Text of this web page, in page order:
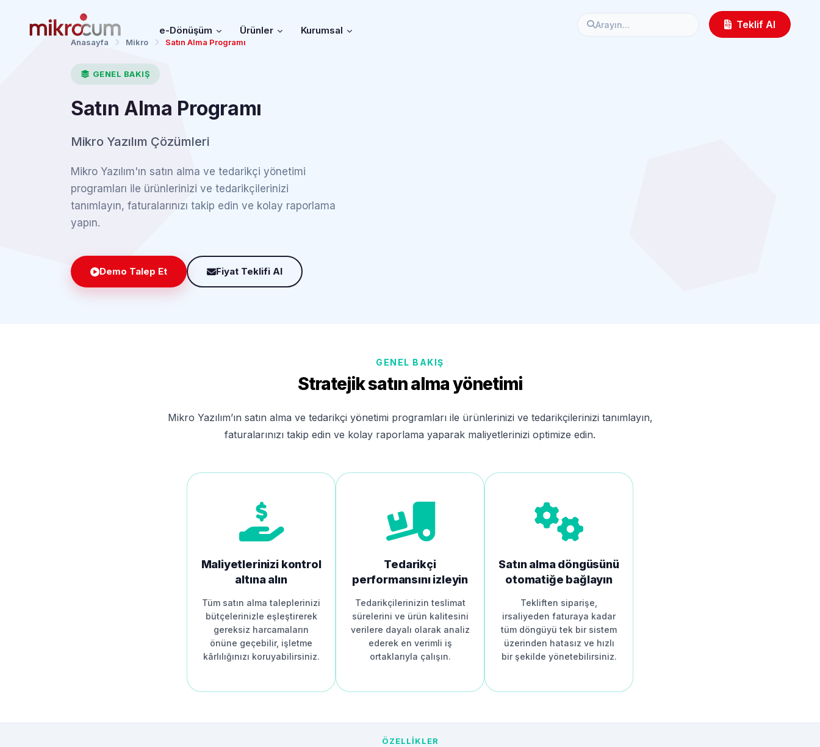
Arayın... Teklif Al
e-Dönüşüm Ürünler Kurumsal
Anasayfa Mikro Satın Alma Programı
GENEL BAKIŞ
Satın Alma Programı
Mikro Yazılım Çözümleri
Mikro Yazılım'ın satın alma ve tedarikçi yönetimi
programları ile ürünlerinizi ve tedarikçilerinizi
tanımlayın, faturalarınızı takip edin ve kolay raporlama
yapın.
Demo Talep Et Fiyat Teklifi Al
GENEL BAKIŞ
Stratejik satın alma yönetimi
Mikro Yazılım’ın satın alma ve tedarikçi yönetimi programları ile ürünlerinizi ve tedarikçilerinizi tanımlayın,
faturalarınızı takip edin ve kolay raporlama yaparak maliyetlerinizi optimize edin.
Maliyetlerinizi kontrol
altına alın
Tüm satın alma taleplerinizi
bütçelerinizle eşleştirerek
gereksiz harcamaların
önüne geçebilir, işletme
kârlılığınızı koruyabilirsiniz.
Tedarikçi
performansını izleyin
Tedarikçilerinizin teslimat
sürelerini ve ürün kalitesini
verilere dayalı olarak analiz
ederek en verimli iş
ortaklarıyla çalışın.
Satın alma döngüsünü
otomatiğe bağlayın
Tekliften siparişe,
irsaliyeden faturaya kadar
tüm döngüyü tek bir sistem
üzerinden hatasız ve hızlı
bir şekilde yönetebilirsiniz.
ÖZELLİKLER